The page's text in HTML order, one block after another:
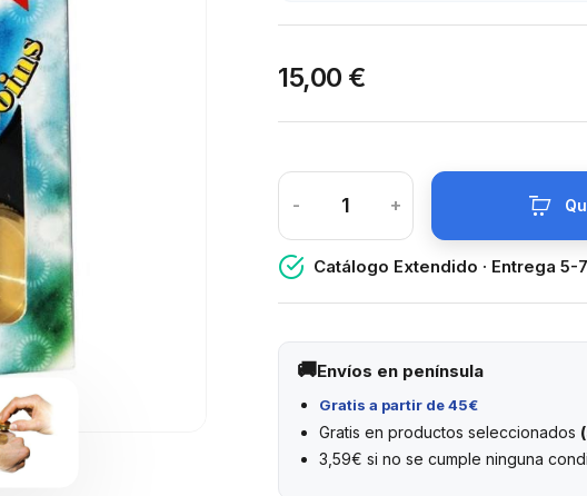
15,00 €
- +
Catálogo Extendido · Entrega 5-
Envíos en península
Gratis a partir de 45€
Gratis en productos seleccionados
3,59€ si no se cumple ninguna